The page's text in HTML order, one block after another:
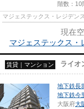
階数：10
マジェステックス・レジデン
現在
マジェステックス・
賃貸｜マンション ライオ
地下鉄長
地下鉄今
大阪府大